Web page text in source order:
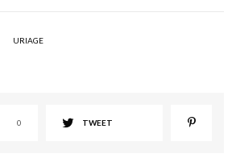
URIAGE
0 TWEET